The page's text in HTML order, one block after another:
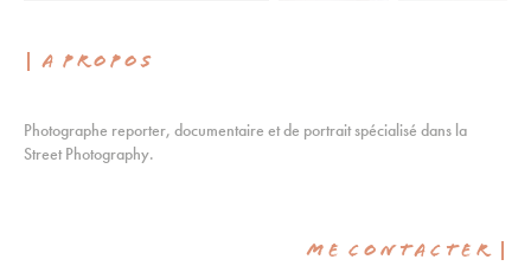
|A P R O P O S
Photographe reporter, documentaire et de portrait spécialisé dans la
Street Photography.
M E C O N T A C T E R|